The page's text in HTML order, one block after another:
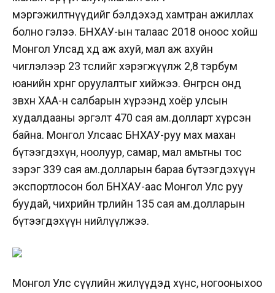
мэргэжилтнүүдийг бэлдэхэд хамтран ажиллах
болно гэлээ. БНХАУ-ын талаас 2018 оноос хойш
Монгол Улсад хөдөө аж ахуй, мал аж ахуйн
чиглэлээр 23 төслийг хэрэгжүүлж 2,8 тэрбум
юанийн хөрөнгө оруулалтыг хийжээ. Өнгөрсөн онд
зөвхөн ХАА-н салбарын хүрээнд хоёр улсын
худалдааны эргэлт 470 сая ам.долларт хүрсэн
байна. Монгол Улсаас БНХАУ-руу мах махан
бүтээгдэхүн, ноолуур, самар, мал амьтны тос
зэрэг 339 сая ам.долларын бараа бүтээгдэхүүн
экспортлосон бол БНХАУ-аас Монгол Улс руу
буудай, чихрийн төрлийн 135 сая ам.долларын
бүтээгдэхүүн нийлүүлжээ.
Монгол Улс сүүлийн жилүүдэд хүнс, ногооныхоо